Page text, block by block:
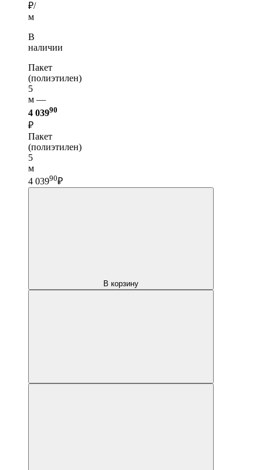
₽/
м
В
наличии
Пакет
(полиэтилен)
5
м —
4 03990
₽
Пакет
(полиэтилен)
5
м
4 03990₽
В корзину